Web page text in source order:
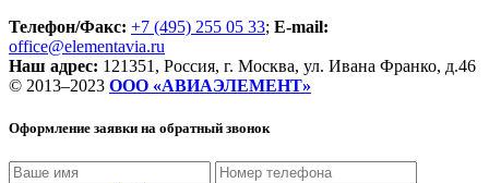
Телефон/Факс: +7 (495) 255 05 33; E-mail:
office@elementavia.ru
Наш адрес: 121351, Россия, г. Москва, ул. Ивана Франко, д.46
© 2013–2023 ООО «АВИАЭЛЕМЕНТ»
Оформление заявки на обратный звонок